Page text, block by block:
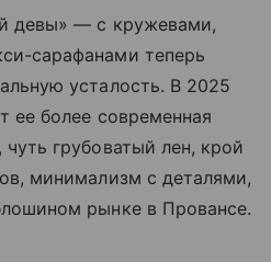
девы» — с кружевами,
сарафанами теперь
усталость. В 2025
ее более современная
грубоватый лен, крой
минимализм с деталями,
рынке в Провансе.